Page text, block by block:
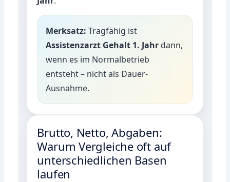
Merksatz: Tragfähig ist
Assistenzarzt Gehalt 1. Jahrdann,
wenn es im Normalbetrieb
entsteht – nicht als Dauer-
Ausnahme.
Brutto, Netto, Abgaben:
Warum Vergleiche oft auf
unterschiedlichen Basen
laufen